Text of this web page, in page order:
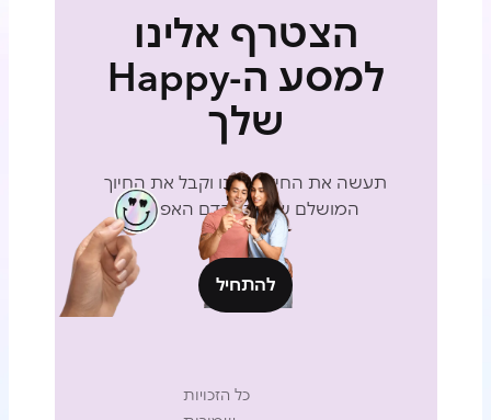
הצטרף אלינו
למסע ה-Happy
שלך
תעשה את החידון שלנו וקבל את החיוך
המושלם שלך בהקדם האפשרי
להתחיל
כל הזכויות